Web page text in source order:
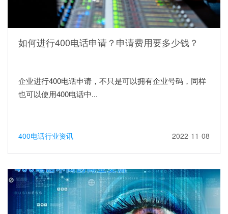
如何进行400电话申请？申请费用要多少钱？
企业进行400电话申请，不只是可以拥有企业号码，同样
也可以使用400电话中...
400电话行业资讯 2022-11-08